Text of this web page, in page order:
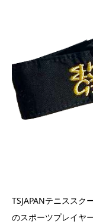
TSJAPANテニススク
のスポーツプレイヤ